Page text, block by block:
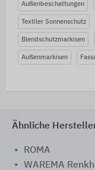
Außenbeschattungen
Textiler Sonnenschutz
Blendschutzmarkisen
Außenmarkisen
Ähnliche
ROMA
WAREMA